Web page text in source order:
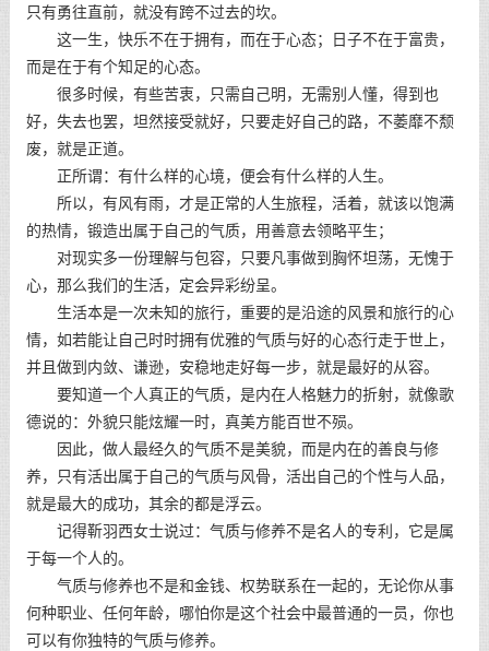
只有勇往直前，就没有跨不过去的坎。
这一生，快乐不在于拥有，而在于心态；日子不在于富贵，
而是在于有个知足的心态。
很多时候，有些苦衷，只需自己明，无需别人懂，得到也
好，失去也罢，坦然接受就好，只要走好自己的路，不萎靡不颓
废，就是正道。
正所谓：有什么样的心境，便会有什么样的人生。
所以，有风有雨，才是正常的人生旅程，活着，就该以饱满
的热情，锻造出属于自己的气质，用善意去领略平生；
对现实多一份理解与包容，只要凡事做到胸怀坦荡，无愧于
心，那么我们的生活，定会异彩纷呈。
生活本是一次未知的旅行，重要的是沿途的风景和旅行的心
情，如若能让自己时时拥有优雅的气质与好的心态行走于世上，
并且做到内敛、谦逊，安稳地走好每一步，就是最好的从容。
要知道一个人真正的气质，是内在人格魅力的折射，就像歌
德说的：外貌只能炫耀一时，真美方能百世不殒。
因此，做人最经久的气质不是美貌，而是内在的善良与修
养，只有活出属于自己的气质与风骨，活出自己的个性与人品，
就是最大的成功，其余的都是浮云。
记得靳羽西女士说过：气质与修养不是名人的专利，它是属
于每一个人的。
气质与修养也不是和金钱、权势联系在一起的，无论你从事
何种职业、任何年龄，哪怕你是这个社会中最普通的一员，你也
可以有你独特的气质与修养。